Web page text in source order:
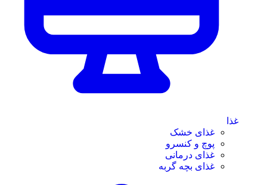
غذا
غذای خشک
پوچ و کنسرو
غذای درمانی
غذای بچه گربه